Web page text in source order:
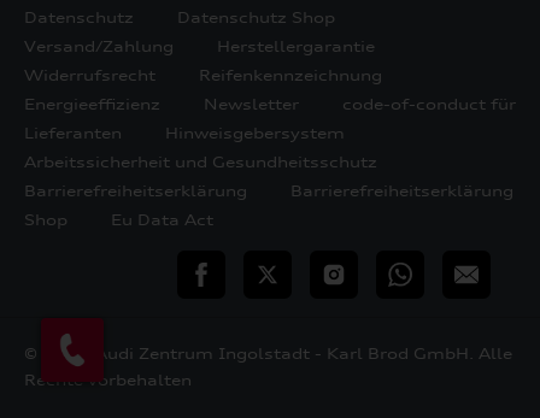
Datenschutz
Datenschutz Shop
Versand/Zahlung
Herstellergarantie
Widerrufsrecht
Reifenkennzeichnung
Energieeffizienz
Newsletter
code-of-conduct für
Lieferanten
Hinweisgebersystem
Arbeitssicherheit und Gesundheitsschutz
Barrierefreiheitserklärung
Barrierefreiheitserklärung
Shop
Eu Data Act
teilen Twitter InstagramWhatsApp
E-
© 2026 Audi Zentrum Ingolstadt - Karl Brod GmbH. Alle
Rechte vorbehalten